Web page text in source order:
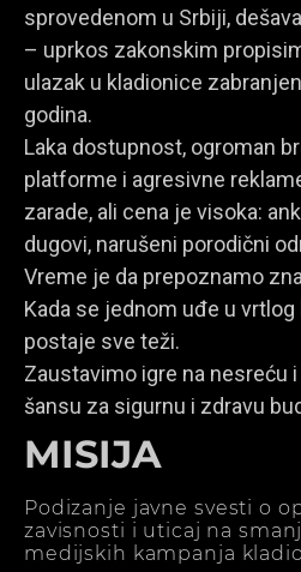
sprovedenom u Srbiji,
– uprkos zakonskim
ulazak u kladionice
godina.
Laka dostupnost, ogroman
platforme i agresivne
zarade, ali cena je visoka:
dugovi, narušeni porodični
Vreme je da prepoznamo
Kada se jednom uđe u vrtlog
postaje sve teži.
Zaustavimo igre na nesreću
šansu za sigurnu i zdravu
MISIJA
Podizanje javne svesti o
zavisnosti i uticaj na
medijskih kampanja